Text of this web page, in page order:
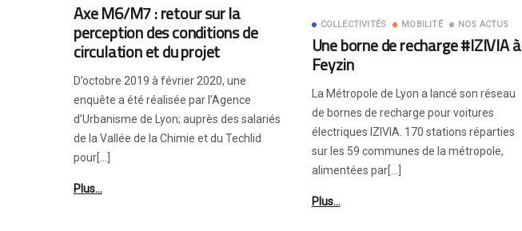
Axe M6/M7 : retour sur la
perception des conditions de
circulation et du projet
D’octobre 2019 à février 2020, une
enquête a été réalisée par l’Agence
d’Urbanisme de Lyon; auprès des salariés
de la Vallée de la Chimie et du Techlid
pour[…]
Plus…
COLLECTIVITÉS MOBILITÉ NOS ACTUS
Une borne de recharge #IZIVIA à
Feyzin
La Métropole de Lyon a lancé son réseau
de bornes de recharge pour voitures
électriques IZIVIA. 170 stations réparties
sur les 59 communes de la métropole,
alimentées par[…]
Plus…